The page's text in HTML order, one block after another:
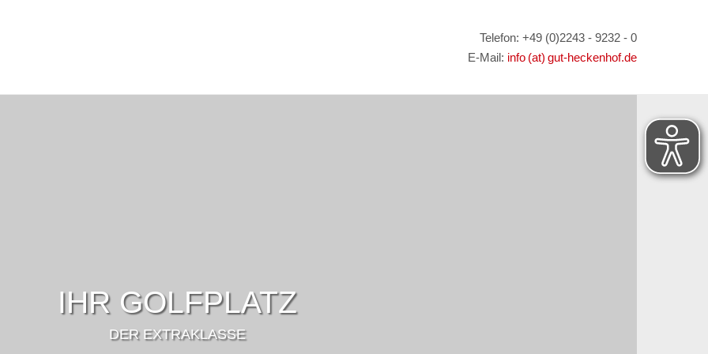
Telefon: +49 (0)2243 - 9232 - 0
E-Mail: info (at) gut-heckenhof.de
IHR GOLFPLATZ
DER EXTRAKLASSE